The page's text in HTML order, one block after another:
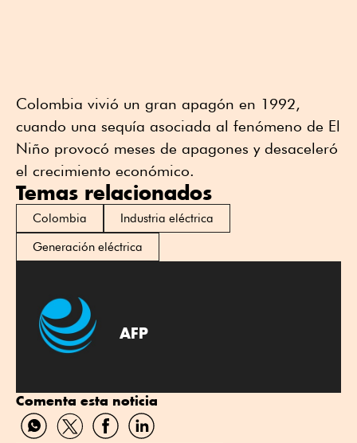
Colombia vivió un gran apagón en 1992,
cuando una sequía asociada al fenómeno de El
Niño provocó meses de apagones y desaceleró
el crecimiento económico.
Temas relacionados
Colombia
Industria eléctrica
Generación eléctrica
AFP
Comenta esta noticia
CompartirCompartirCompartirCompartir